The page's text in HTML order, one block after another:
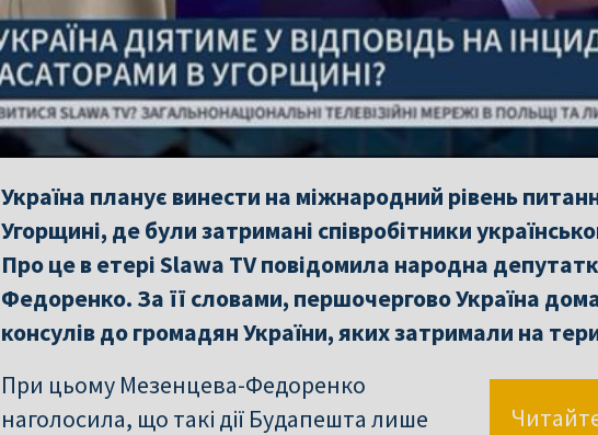
Україна планує винести на міжнародний рівень
Угорщині, де були затримані співробітники
Про це в етері Slawa TV повідомила народна
Федоренко. За її словами, першочергово Україна
консулів до громадян України, яких затримали на
При цьому Мезенцева-Федоренко
наголосила, що такі дії Будапешта лише